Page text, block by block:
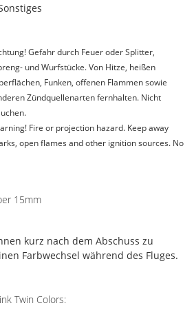
Gefahr durch Feuer oder Splitter,
und Wurfstücke. Von Hitze, heißen
Funken, offenen Flammen sowie
Zündquellenarten fernhalten. Nicht
Fire or projection hazard. Keep away
open flames and other ignition sources. No
15mm
kurz nach dem Abschuss zu
Farbwechsel während des Fluges.
Twin Colors: